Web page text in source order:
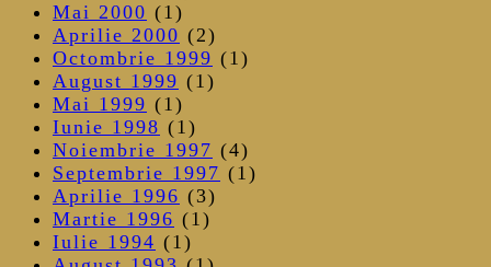
Mai 2000 (1)
Aprilie 2000 (2)
Octombrie 1999 (1)
August 1999 (1)
Mai 1999 (1)
Iunie 1998 (1)
Noiembrie 1997 (4)
Septembrie 1997 (1)
Aprilie 1996 (3)
Martie 1996 (1)
Iulie 1994 (1)